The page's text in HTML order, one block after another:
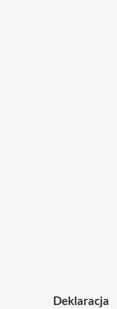
Deklaracja